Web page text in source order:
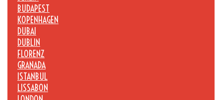
BUDAPEST
KOPENHAGEN
DUBAI
DUBLIN
FLORENZ
GRANADA
ISTANBUL
LISSABON